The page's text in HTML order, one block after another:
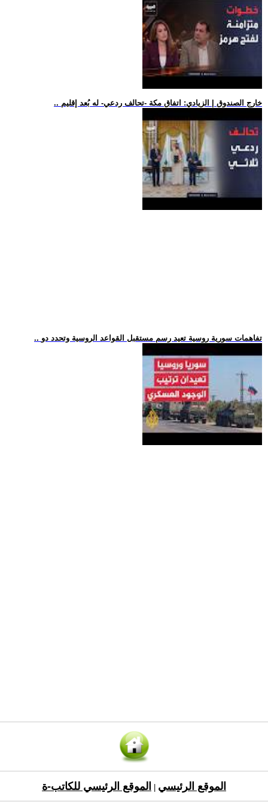
.. خارج الصندوق | الزيادي: اتفاق مكة -تحالف ردعي- له بُعد إقليم
.. تفاهمات سورية روسية تعيد رسم مستقبل القواعد الروسية وتحدد دو
الموقع الرئيسي الموقع الرئيسي للكاتب-ة